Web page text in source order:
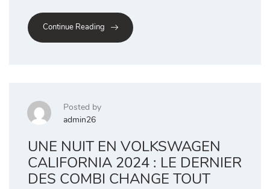
Continue Reading
Posted by
admin26
UNE NUIT EN VOLKSWAGEN
CALIFORNIA 2024 : LE DERNIER
DES COMBI CHANGE TOUT